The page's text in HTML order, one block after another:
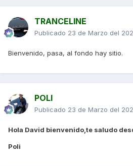
TRANCELINE
Publicado 23 de Marzo del
Bienvenido, pasa, al fondo hay sitio.
POLI
Publicado 23 de Marzo del
Hola David bienvenido,te saludo
Poli